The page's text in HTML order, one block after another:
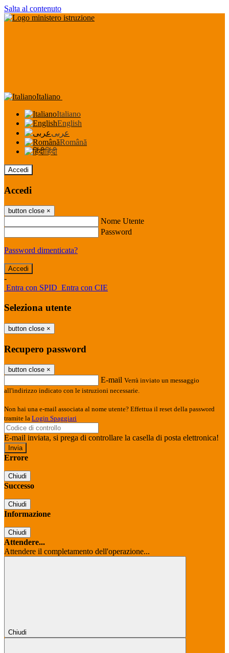
Salta al contenuto
Italiano
Italiano
English
عربى
Română
हिंदी
Accedi
Accedi
button close ×
Nome Utente
Password
Password dimenticata?
-
Entra con SPID Entra con CIE
Seleziona utente
button close ×
Recupero password
button close ×
E-mail Verrà inviato un messaggio
all'indirizzo indicato con le istruzioni necessarie.
Non hai una e-mail associata al nome utente? Effettua il reset della password
tramite la Login Spaggiari
E-mail inviata, si prega di controllare la casella di posta elettronica!
Errore
Chiudi
Successo
Chiudi
Informazione
Chiudi
Attendere...
Attendere il completamento dell'operazione...
Chiudi